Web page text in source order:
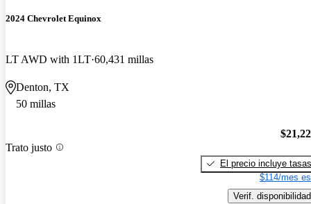
2024 Chevrolet Equinox
LT AWD with 1LT 60,431 millas
Denton, TX
50 millas
Trato justo
El precio incluye tasas
$114/mes
Verif. disponibilidad